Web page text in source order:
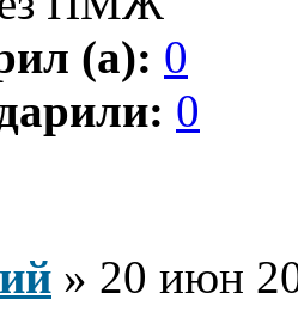
(а): 0
0
» 20 июн